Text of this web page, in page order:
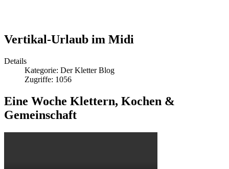
Vertikal-Urlaub im Midi
Details
Kategorie: Der Kletter Blog
Zugriffe: 1056
Eine Woche Klettern, Kochen &
Gemeinschaft